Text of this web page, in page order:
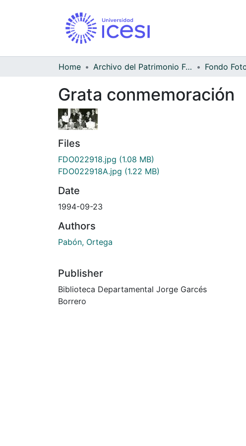
Home Archivo del Patrimonio Fotográfico y Fílmico del Valle del Cauca
Grata conmemoración
Files
FDO022918.jpg (1.08 MB)
FDO022918A.jpg (1.22 MB)
Date
1994-09-23
Authors
Pabón, Ortega
Publisher
Biblioteca Departamental Jorge Garcés
Borrero